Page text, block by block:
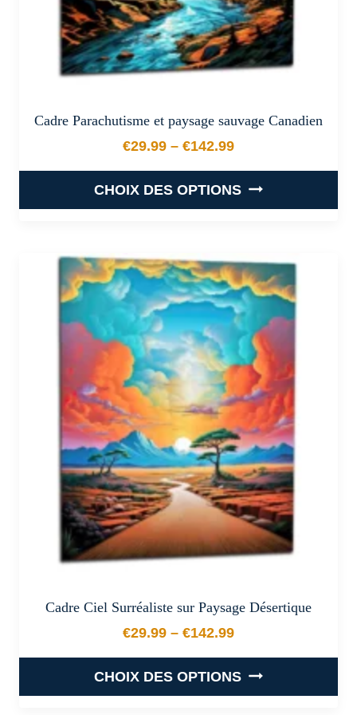
du
produit
Cadre Parachutisme et paysage sauvage Canadien
€29.99 – €142.99
Plage de prix : €29.99 à
CHOIX DES OPTIONS
a
plusieurs
variations.
Les
options
peuvent
être
choisies
sur
la
page
du
produit
Cadre Ciel Surréaliste sur Paysage Désertique
€29.99 – €142.99
Plage de prix : €29.99 à
CHOIX DES OPTIONS